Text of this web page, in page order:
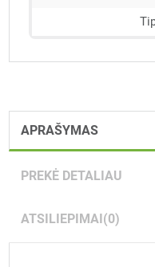
APRAŠYMAS
PREKĖ DETALIAU
ATSILIEPIMAI(0)